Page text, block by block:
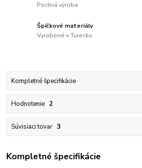
Poctivá výroba
Špičkové materiály
Vyrobené v Turecku
Kompletné špecifikácie
Hodnotenie 2
Súvisiaci tovar 3
Kompletné špecifikácie